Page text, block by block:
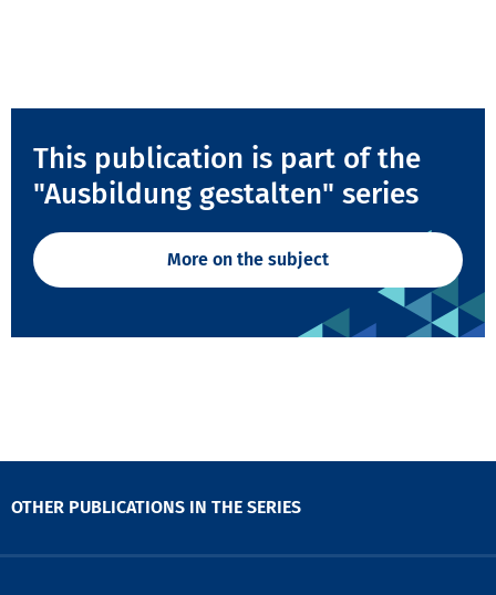
This publication is part of the
"Ausbildung gestalten" series
More on the subject
OTHER PUBLICATIONS IN THE SERIES